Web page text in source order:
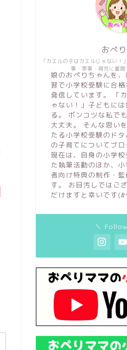
「カエルの子はカエルじゃない
事・家事・育児に奮
おぺ
娘のおぺりちゃんを
習で小学校受験に合
発信しています。 「
ゃない！」子どもに
る。 ポンコツな私で
大丈夫。 そんな思い
たる小学校受験のド
の子育てについてブロ
現在は、自身の小学
た執筆活動のほか、
者向け特典の制作・
す。 お目汚しではご
だけますと幸いです
＼